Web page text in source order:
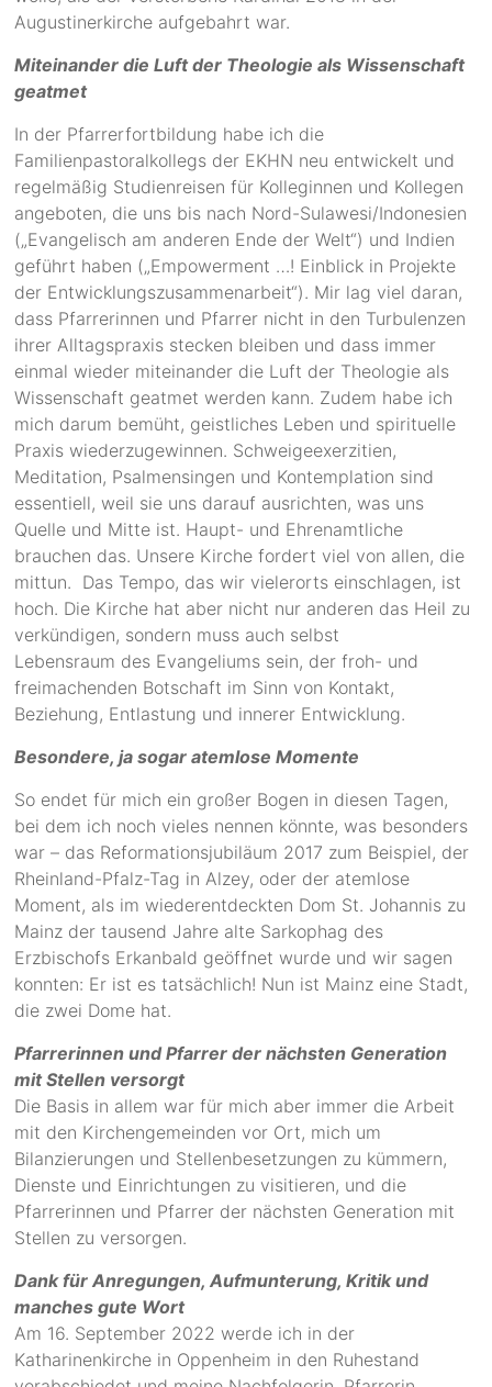
Augustinerkirche aufgebahrt war.
Miteinander die Luft der Theologie als Wissenschaft
geatmet
In der Pfarrerfortbildung habe ich die
Familienpastoralkollegs der EKHN neu entwickelt und
regelmäßig Studienreisen für Kolleginnen und Kollegen
angeboten, die uns bis nach Nord-Sulawesi/Indonesien
(„Evangelisch am anderen Ende der Welt“) und Indien
geführt haben („Empowerment …! Einblick in Projekte
der Entwicklungszusammenarbeit“). Mir lag viel daran,
dass Pfarrerinnen und Pfarrer nicht in den Turbulenzen
ihrer Alltagspraxis stecken bleiben und dass immer
einmal wieder miteinander die Luft der Theologie als
Wissenschaft geatmet werden kann. Zudem habe ich
mich darum bemüht, geistliches Leben und spirituelle
Praxis wiederzugewinnen. Schweigeexerzitien,
Meditation, Psalmensingen und Kontemplation sind
essentiell, weil sie uns darauf ausrichten, was uns
Quelle und Mitte ist. Haupt- und Ehrenamtliche
brauchen das. Unsere Kirche fordert viel von allen, die
mittun. Das Tempo, das wir vielerorts einschlagen, ist
hoch. Die Kirche hat aber nicht nur anderen das Heil zu
verkündigen, sondern muss auch selbst
Lebensraum des Evangeliums sein, der froh- und
freimachenden Botschaft im Sinn von Kontakt,
Beziehung, Entlastung und innerer Entwicklung.
Besondere, ja sogar atemlose Momente
So endet für mich ein großer Bogen in diesen Tagen,
bei dem ich noch vieles nennen könnte, was besonders
war – das Reformationsjubiläum 2017 zum Beispiel, der
Rheinland-Pfalz-Tag in Alzey, oder der atemlose
Moment, als im wiederentdeckten Dom St. Johannis zu
Mainz der tausend Jahre alte Sarkophag des
Erzbischofs Erkanbald geöffnet wurde und wir sagen
konnten: Er ist es tatsächlich! Nun ist Mainz eine Stadt,
die zwei Dome hat.
Pfarrerinnen und Pfarrer der nächsten Generation
mit Stellen versorgt
Die Basis in allem war für mich aber immer die Arbeit
mit den Kirchengemeinden vor Ort, mich um
Bilanzierungen und Stellenbesetzungen zu kümmern,
Dienste und Einrichtungen zu visitieren, und die
Pfarrerinnen und Pfarrer der nächsten Generation mit
Stellen zu versorgen.
Dank für Anregungen, Aufmunterung, Kritik und
manches gute Wort
Am 16. September 2022 werde ich in der
Katharinenkirche in Oppenheim in den Ruhestand